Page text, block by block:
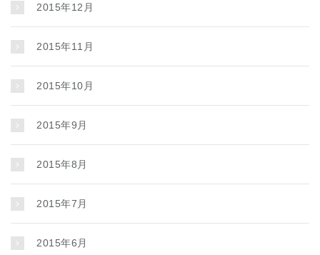
2015年12月
2015年11月
2015年10月
2015年9月
2015年8月
2015年7月
2015年6月